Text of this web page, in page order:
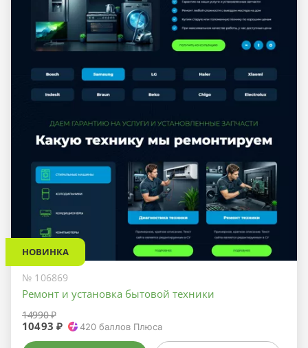
НОВИНКА
№ 106869
Ремонт и установка бытовой техники
14990 ₽
10493 ₽ 420 баллов Плюса